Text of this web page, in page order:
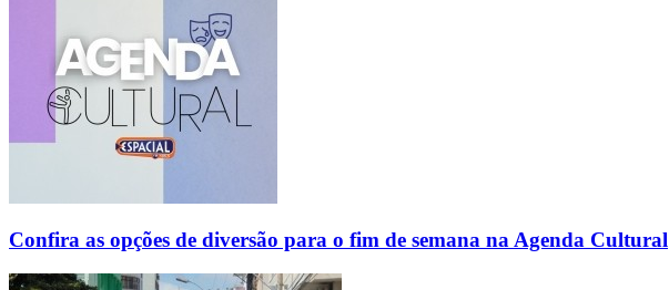
Confira as opções de diversão para o fim de semana na Agenda Cultural